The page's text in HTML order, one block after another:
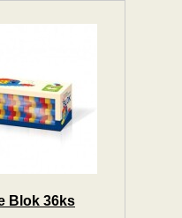
Blok 36ks